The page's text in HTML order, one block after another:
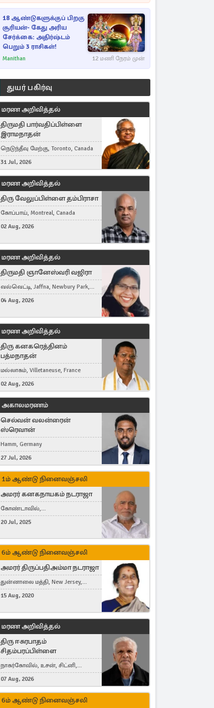
18 ஆண்டுகளுக்குப் பிறகு
சூரியன்- கேது அரிய
சேர்க்கை: அதிர்ஷ்டம்
பெறும் 3 ராசிகள்!
Manithan 12 மணி நேரம் முன்
துயர் பகிர்வு
மரண அறிவித்தல்
திருமதி பார்வதிப்பிள்ளை
இராமநாதன்
நெடுந்தீவு மேற்கு, Toronto, Canada
31 Jul, 2026
மரண அறிவித்தல்
திரு வேலுப்பிள்ளை தம்பிராசா
கோப்பாய், Montreal, Canada
02 Aug, 2026
மரண அறிவித்தல்
திருமதி ஞானேஸ்வரி வஜிரா
வல்வெட்டி, Jaffna, Newbury Park,
United Kingdom
04 Aug, 2026
மரண அறிவித்தல்
திரு கனகரெத்தினம்
பத்மநாதன்
மல்லாகம், Villetaneuse, France
02 Aug, 2026
அகாலமரணம்
செல்வன் வலன்ரைன்
ஸ்ரெவான்
Hamm, Germany
27 Jul, 2026
1ம் ஆண்டு நினைவஞ்சலி
அமரர் கனகநாயகம் நடராஜா
கோண்டாவில்,
புன்னாலைக்கட்டுவன், சவுதி
Germany, Brampton, Canada
20 Jul, 2025
6ம் ஆண்டு நினைவஞ்சலி
அமரர் திருப்பதிஅம்மா நடராஜா
துன்னாலை மத்தி, New Jersey,
United States, Toronto, Canada
15 Aug, 2020
மரண அறிவித்தல்
திரு ஈசுரபாதம்
சிதம்பரப்பிள்ளை
நாகர்கோவில், உசன், சிட்னி,
Australia
07 Aug, 2026
6ம் ஆண்டு நினைவஞ்சலி